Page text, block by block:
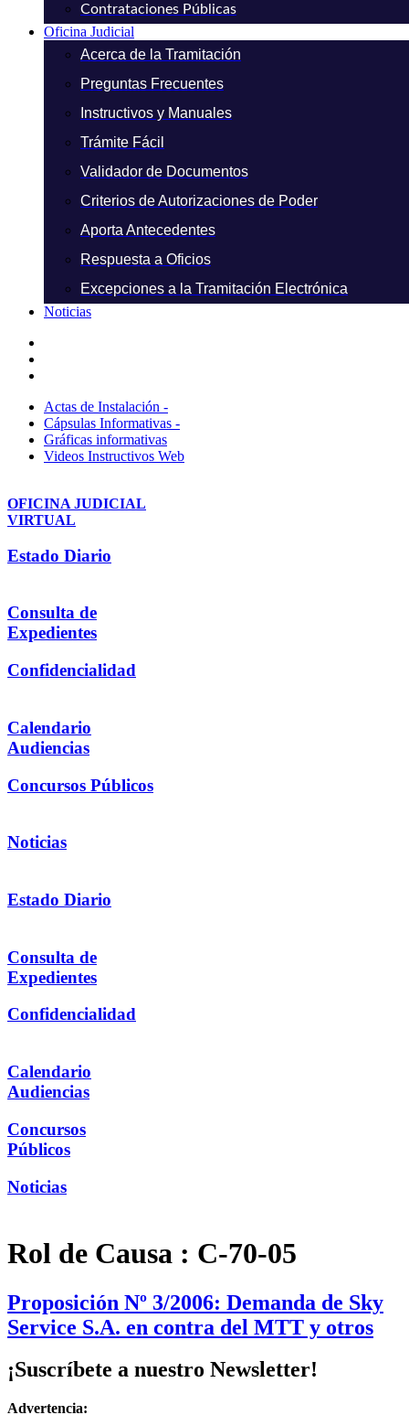
Contrataciones Públicas
Oficina Judicial
Acerca de la Tramitación
Preguntas Frecuentes
Instructivos y Manuales
Trámite Fácil
Validador de Documentos
Criterios de Autorizaciones de Poder
Aporta Antecedentes
Respuesta a Oficios
Excepciones a la Tramitación Electrónica
Noticias
Actas de Instalación -
Cápsulas Informativas -
Gráficas informativas
Videos Instructivos Web
OFICINA JUDICIAL
VIRTUAL
Estado Diario
Consulta de
Expedientes
Confidencialidad
Calendario
Audiencias
Concursos Públicos
Noticias
Estado Diario
Consulta de
Expedientes
Confidencialidad
Calendario
Audiencias
Concursos
Públicos
Noticias
Rol de Causa : C-70-05
Proposición Nº 3/2006: Demanda de Sky
Service S.A. en contra del MTT y otros
¡Suscríbete a nuestro Newsletter!
Advertencia: